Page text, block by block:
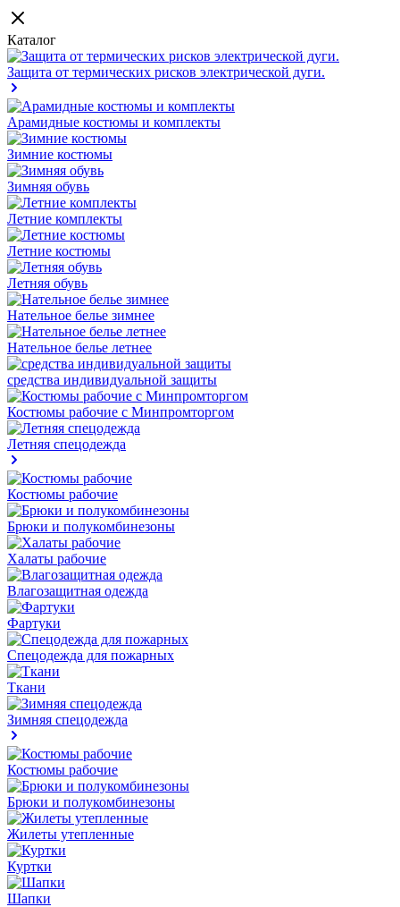
Каталог
Защита от термических рисков электрической дуги.
Арамидные костюмы и комплекты
Зимние костюмы
Зимняя обувь
Летние комплекты
Летние костюмы
Летняя обувь
Нательное белье зимнее
Нательное белье летнее
средства индивидуальной защиты
Костюмы рабочие с Минпромторгом
Летняя спецодежда
Костюмы рабочие
Брюки и полукомбинезоны
Халаты рабочие
Влагозащитная одежда
Фартуки
Спецодежда для пожарных
Ткани
Зимняя спецодежда
Костюмы рабочие
Брюки и полукомбинезоны
Жилеты утепленные
Куртки
Шапки